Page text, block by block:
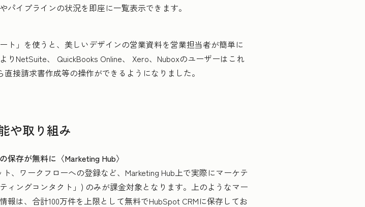
イプラインの状況を即座に一覧表示できます。
ト」を使うと、美しいデザインの営業資料を営業担当者が簡単に
NetSuite、 QuickBooks Online、 Xero、Nuboxのユーザーはこれ
接請求書作成等の操作ができるようになりました。
や取り組み
存が無料に〈Marketing Hub〉
、ワークフローへの登録など、Marketing Hub上で実際にマーケテ
ィングコンタクト」) のみが課金対象となります。上のようなマー
は、合計100万件を上限として無料でHubSpot CRMに保存してお